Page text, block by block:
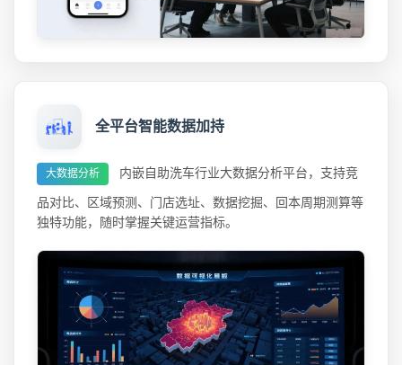
全平台智能数据加持
大数据分析 内嵌自助洗车行业大数据分析平台，支持竞
品对比、区域预测、门店选址、数据挖掘、回本周期测算等
独特功能，随时掌握关键运营指标。